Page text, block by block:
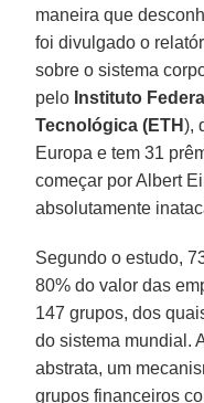
maneira que
foi divulgado o
sobre o sistema
pelo Instituto
Tecnológica (ETH),
Europa e tem 31
começar por Albert
absolutamente
Segundo o estudo,
80% do valor das
147 grupos, dos
do sistema mundial.
abstrata, um
grupos financeiros